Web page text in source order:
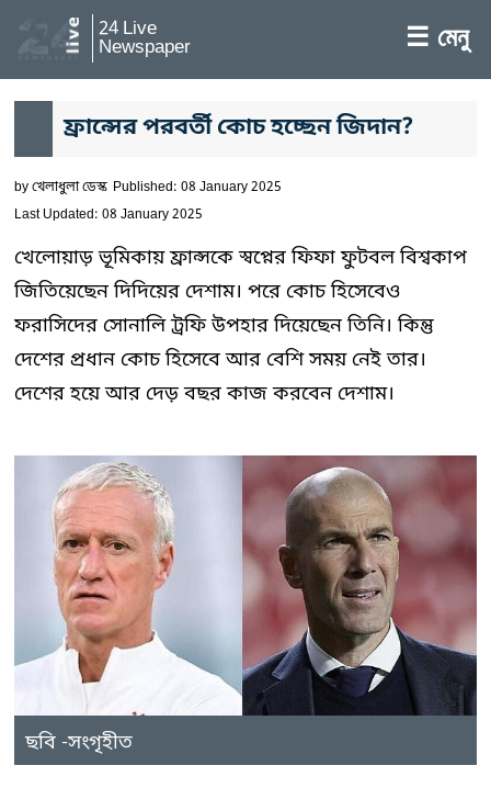
24 Live
Newspaper ☰ মেনু
ফ্রান্সের পরবর্তী কোচ হচ্ছেন জিদান?
byখেলাধুলা ডেস্ক Published: 08 January 2025
Last Updated: 08 January 2025
খেলোয়াড় ভূমিকায় ফ্রান্সকে স্বপ্নের ফিফা ফুটবল বিশ্বকাপ
জিতিয়েছেন দিদিয়ের দেশাম। পরে কোচ হিসেবেও
ফরাসিদের সোনালি ট্রফি উপহার দিয়েছেন তিনি। কিন্তু
দেশের প্রধান কোচ হিসেবে আর বেশি সময় নেই তার।
দেশের হয়ে আর দেড় বছর কাজ করবেন দেশাম।
ছবি -সংগৃহীত